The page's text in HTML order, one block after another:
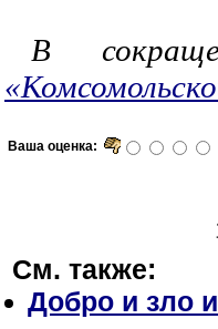
В
Ваша оценка:
См. также:
Добро и зло